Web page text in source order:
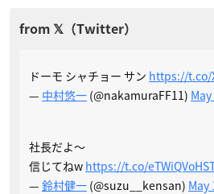
ドーモ シャチョー サン https://t.co/
— 中村悠一 (@nakamuraFF11)
社長だよ〜
信じてねw https://t.co/
— 鈴村健一 (@suzu__kensan) May